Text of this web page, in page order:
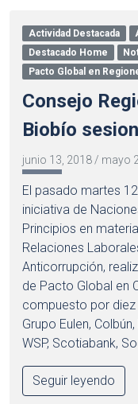
Actividad Destacada
Destacado Home
Pacto Global en
Consejo
Biobío
junio 13, 2018 / mayo
El pasado martes
iniciativa de
Principios en
Relaciones
Anticorrupción,
de Pacto Global en
compuesto por
Grupo Eulen,
WSP, Scotiabank,
Seguir leyendo